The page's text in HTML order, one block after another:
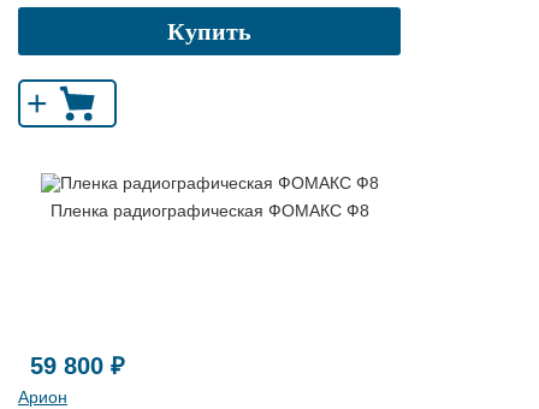
Купить
+
Пленка радиографическая ФОМАКС Ф8
59 800 ₽
Арион